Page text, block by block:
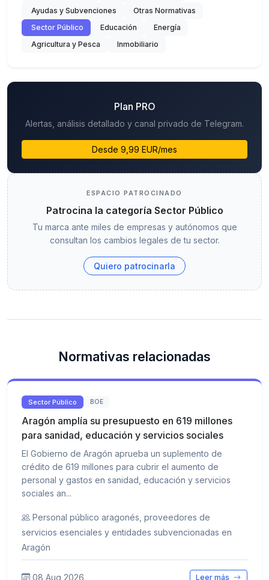
Ayudas y Subvenciones
Otras Normativas
Sector Público
Educación
Energía
Agricultura y Pesca
Inmobiliario
Plan PRO
Alertas, análisis detallado y canal privado de Telegram.
Desde 9,99 EUR/mes
ESPACIO PATROCINADO
Patrocina la categoría Sector Público
Tu marca ante miles de empresas y autónomos que
consultan los cambios legales de tu sector.
Quiero patrocinarla
Normativas relacionadas
Sector Público BOE
Aragón amplía su presupuesto en 619 millones
para sanidad, educación y servicios sociales
El Gobierno de Aragón aprueba un suplemento de
crédito de 619 millones para cubrir el aumento de
personal y gastos en sanidad, educación y servicios
sociales an...
Personal público aragonés, proveedores de
servicios esenciales y entidades subvencionadas en
Aragón
08 Aug 2026 Leer más